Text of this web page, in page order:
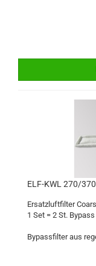
ELF-KWL 270/
Ersatzluftfilter
1 Set = 2 St. Bypass
Bypassfilter aus